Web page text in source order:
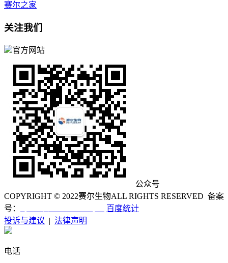
赛尔之家
关注我们
官方网站
公众号
COPYRIGHT © 2022赛尔生物ALL RIGHTS RESERVED 备案
号：
百度统计
投诉与建议 | 法律声明
电话